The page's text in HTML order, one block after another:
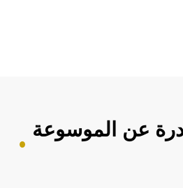
عن الموسوعة